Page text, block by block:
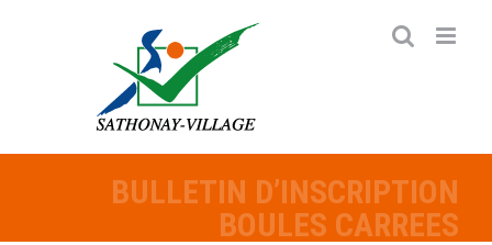
BULLETIN D’INSCRIPTION
BOULES CARREES